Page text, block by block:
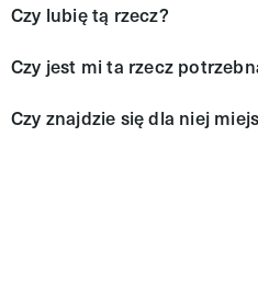
Czy lubię tą rzecz?
Czy jest mi ta rzecz
Czy znajdzie się dla niej